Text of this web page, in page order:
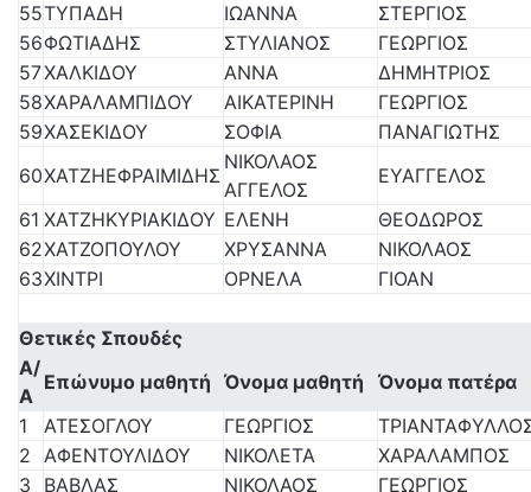
55ΤΥΠΑΔΗ ΙΩΑΝΝΑ
ΣΤΕΡΓΙΟΣ
56ΦΩΤΙΑΔΗΣ ΣΤΥΛΙΑΝΟΣ
ΓΕΩΡΓΙΟΣ
57ΧΑΛΚΙΔΟΥ ΑΝΝΑ
ΔΗΜΗΤΡΙΟΣ
58ΧΑΡΑΛΑΜΠΙΔΟΥ ΑΙΚΑΤΕΡΙΝΗ
ΓΕΩΡΓΙΟΣ
59ΧΑΣΕΚΙΔΟΥ ΣΟΦΙΑ
ΠΑΝΑΓΙΩΤΗΣ
60ΧΑΤΖΗΕΦΡΑΙΜΙΔΗΣ
ΝΙΚΟΛΑΟΣ
ΑΓΓΕΛΟΣ
ΕΥΑΓΓΕΛΟΣ
61 ΧΑΤΖΗΚΥΡΙΑΚΙΔΟΥ ΕΛΕΝΗ
ΘΕΟΔΩΡΟΣ
62ΧΑΤΖΟΠΟΥΛΟΥ ΧΡΥΣΑΝΝΑ
ΝΙΚΟΛΑΟΣ
63ΧΙΝΤΡΙ ΟΡΝΕΛΑ ΓΙΟΑΝ
Θετικές Σπουδές
Α/
Α
Επώνυμο μαθητή Όνομα μαθητή
Όνομα πατέρα
1
ΑΤΕΣΟΓΛΟΥ ΓΕΩΡΓΙΟΣ
2 ΑΦΕΝΤΟΥΛΙΔΟΥ ΝΙΚΟΛΕΤΑ
ΧΑΡΑΛΑΜΠΟΣ
3
ΒΑΒΛΑΣ ΝΙΚΟΛΑΟΣ ΓΕΩΡΓΙΟΣ